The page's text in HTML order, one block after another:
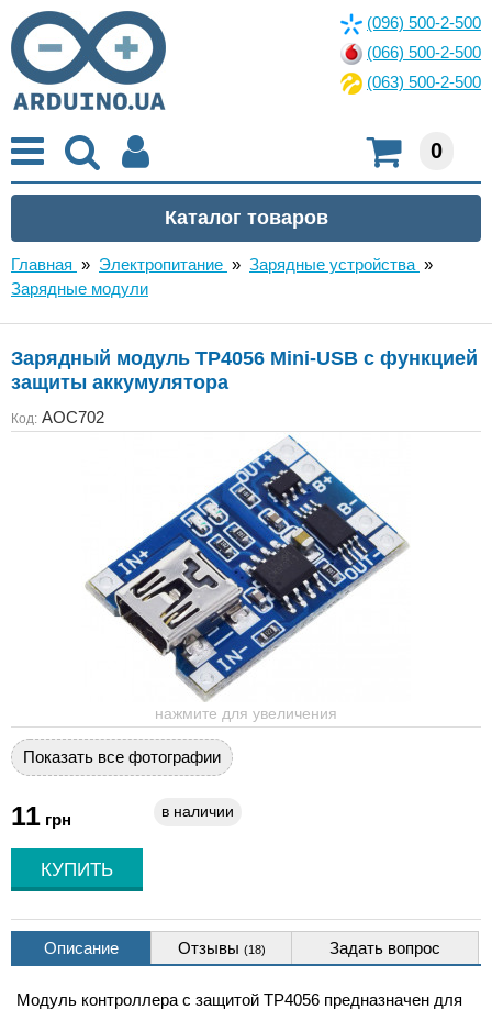
(096) 500-2-500
(066) 500-2-500
(063) 500-2-500
0
Главная » Электропитание » Зарядные устройства »
Зарядные модули
Зарядный модуль TP4056 Mini-USB с функцией
защиты аккумулятора
Код: AOC702
нажмите для увеличения
Показать все фотографии
11 грн в наличии
Описание Отзывы (18) Задать вопрос
Модуль контроллера с защитой TP4056 предназначен для